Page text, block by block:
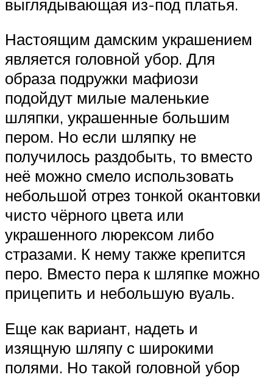
выглядывающая из-под платья.
Настоящим дамским украшением
является головной убор. Для
образа подружки мафиози
подойдут милые маленькие
шляпки, украшенные большим
пером. Но если шляпку не
получилось раздобыть, то вместо
неё можно смело использовать
небольшой отрез тонкой окантовки
чисто чёрного цвета или
украшенного люрексом либо
стразами. К нему также крепится
перо. Вместо пера к шляпке можно
прицепить и небольшую вуаль.
Еще как вариант, надеть и
изящную шляпу с широкими
полями. Но такой головной убор